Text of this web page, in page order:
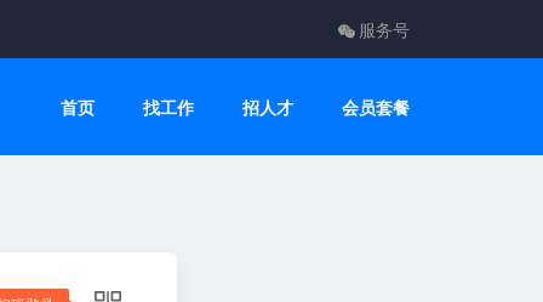
服务号
首页 找工作 招人才 会员套餐